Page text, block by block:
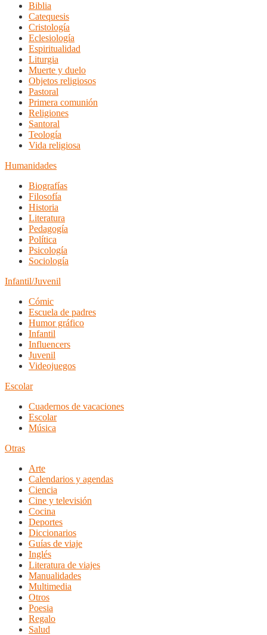
Biblia
Catequesis
Cristología
Eclesiología
Espiritualidad
Liturgia
Muerte y duelo
Objetos religiosos
Pastoral
Primera comunión
Religiones
Santoral
Teología
Vida religiosa
Humanidades
Biografías
Filosofía
Historia
Literatura
Pedagogía
Política
Psicología
Sociología
Infantil/Juvenil
Cómic
Escuela de padres
Humor gráfico
Infantil
Influencers
Juvenil
Videojuegos
Escolar
Cuadernos de vacaciones
Escolar
Música
Otras
Arte
Calendarios y agendas
Ciencia
Cine y televisión
Cocina
Deportes
Diccionarios
Guías de viaje
Inglés
Literatura de viajes
Manualidades
Multimedia
Otros
Poesia
Regalo
Salud